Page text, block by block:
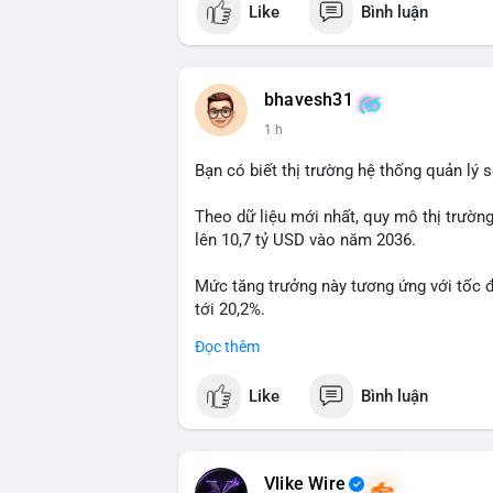
thường gặp ở hai kịch bản: cá voi nạp
hoặc chuyển sang ví lạnh nhằm tích
BTC vào ví nóng sàn, khả năng cao là
hoạt động, đó là tín hiệu gom hàng chiến
tránh hành động theo cảm xúc. Xác
#99dot6btc #capvoichuyentien
Like Bình luận
bhavesh31
1 h
Bạn có biết thị trường hệ thống quản lý
Theo dữ liệu mới nhất, quy mô thị
lên 10,7 tỷ USD vào năm 2036.
Mức tăng trưởng này tương ứng với tốc
tới 20,2%.
Điều gì đang thúc đẩy sự tăng trưởng
Đọc thêm
Like Bình luận
Vlike Wire